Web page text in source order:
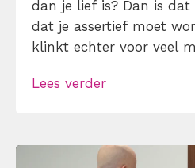
dan je lief is? Dan is
dat je assertief moet
klinkt echter voor veel
maar dat is niet zo.
Lees verder